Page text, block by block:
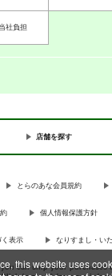
this website uses
社負担
店舗を探す
とらのあな会員規約
個人情報保護方針
表示 なりすまし・い
can ship your purchases